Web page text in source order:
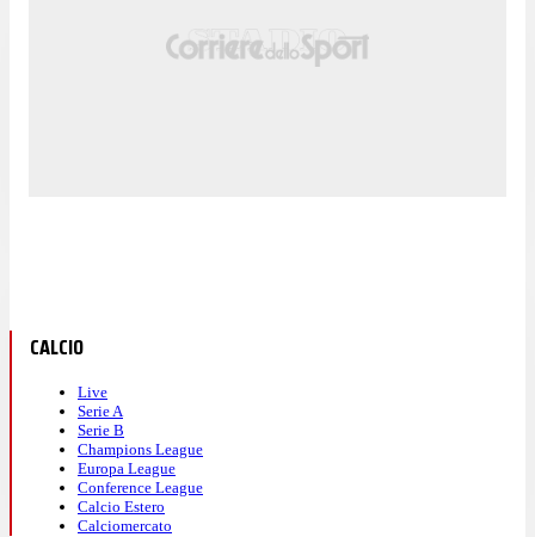
CALCIO
Live
Serie A
Serie B
Champions League
Europa League
Conference League
Calcio Estero
Calciomercato